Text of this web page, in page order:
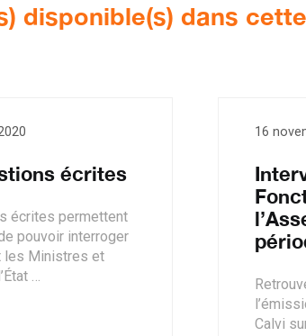
disponible(s) dans
écrites
écrites permettent
pouvoir interroger
les Ministres et
…
16
Calvi